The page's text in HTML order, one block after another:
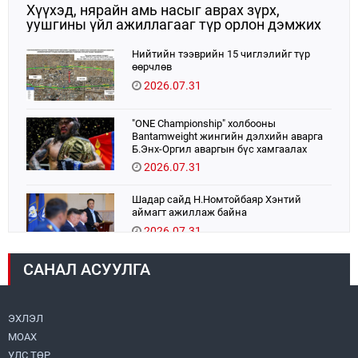
Хүүхэд, нярайн амь насыг аврах зүрх,
уушгины үйл ажиллагааг түр орлон дэмжих
Нийтийн тээврийн 15 чиглэлийг түр
өөрчлөв
2026.07.31
"ONE Championship" холбооны
Bantamweight жингийн дэлхийн аварга
Б.Энх-Оргил аваргын бүс хамгаалах
тулаанаа өнөөдөр хийнэ.
2026.07.31
Шадар сайд Н.Номтойбаяр Хэнтий
аймагт ажиллаж байна
2026.07.31
Авто зам шинээр барина
САНАЛ АСУУЛГА
ЭХЛЭЛ
МОАХ
УЛС ТӨР